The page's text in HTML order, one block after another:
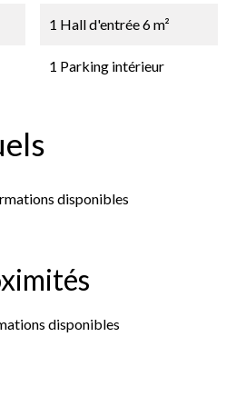
1 Hall d'entrée6 m²
1 Parking intérieur
disponibles
disponibles